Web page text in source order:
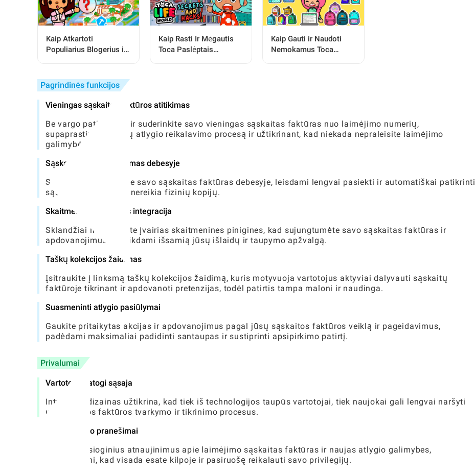
Kaip Atkartoti
Populiarius Blogerius ir
Kaip Rasti Ir Mėgautis
Toca Paslėptais
Kaip Gauti ir Naudoti
Nemokamus Toca
Pagrindinės funkcijos
Vieningas sąskaitos faktūros atitikimas
Be vargo patikrinkite ir suderinkite savo vieningas sąskaitas faktūras nuo laimėjimo numerių,
supaprastindami jūsų atlygio reikalavimo procesą ir užtikrinant, kad niekada nepraleisite laimėjimo
galimybės.
Sąskaitų faktūrų valdymas debesyje
Saugokite ir tvarkykite savo sąskaitas faktūras debesyje, leisdami lengvai pasiekti ir automatiškai patikrinti
sąskaitas faktūras ir nereikia fizinių kopijų.
Skaitmeninės piniginės integracija
Sklandžiai integruokite įvairias skaitmenines pinigines, kad sujungtumėte savo sąskaitas faktūras ir
apdovanojimus, pateikdami išsamią jūsų išlaidų ir taupymo apžvalgą.
Taškų kolekcijos žaidimas
Įsitraukite į linksmą taškų kolekcijos žaidimą, kuris motyvuoja vartotojus aktyviai dalyvauti sąskaitų
faktūroje tikrinant ir apdovanoti pretenzijas, todėl patirtis tampa maloni ir naudinga.
Suasmeninti atlygio pasiūlymai
Gaukite pritaikytas akcijas ir apdovanojimus pagal jūsų sąskaitos faktūros veiklą ir pageidavimus,
padėdami maksimaliai padidinti santaupas ir sustiprinti apsipirkimo patirtį.
Privalumai
Vartotojui patogi sąsaja
Intuityvus dizainas užtikrina, kad tiek iš technologijos taupūs vartotojai, tiek naujokai gali lengvai naršyti
už sąskaitos faktūros tvarkymo ir tikrinimo procesus.
Realiojo laiko pranešimai
Gaukite tiesioginius atnaujinimus apie laimėjimo sąskaitas faktūras ir naujas atlygio galimybes,
užtikrindami, kad visada esate kilpoje ir pasiruošę reikalauti savo privilegijų.